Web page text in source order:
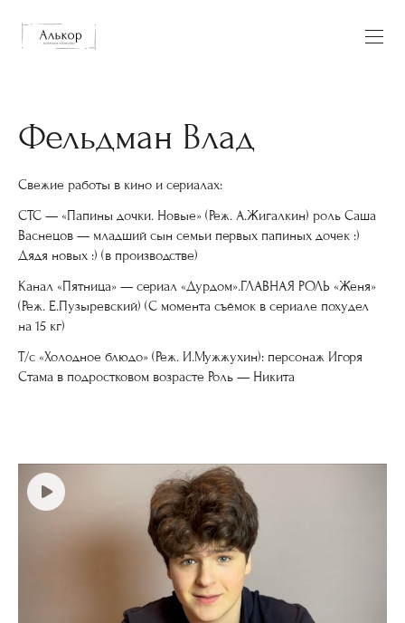
Фельдман Влад
Свежие работы в кино и сериалах:
СТС — «Папины дочки. Новые» (Реж. А.Жигалкин) роль Саша
Васнецов — младший сын семьи первых папиных дочек :)
Дядя новых :) (в производстве)
Канал «Пятница» — сериал «Дурдом».ГЛАВНАЯ РОЛЬ «Женя»
(Реж. Е.Пузыревский) (С момента съёмок в сериале похудел
на 15 кг)
Т/с «Холодное блюдо» (Реж. И.Мужжухин): персонаж Игоря
Стама в подростковом возрасте Роль — Никита